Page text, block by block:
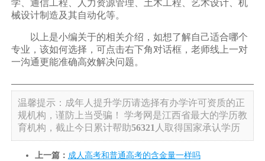
学、通信工程、人力资源管理、土木工程、艺术设计、机
械设计制造及其自动化等。
以上是小编关于的相关介绍，如想了解自己适合哪个
专业，该如何选择，可点击右下角对话框，老师线上一对
一沟通更能准确高效解决问题。
温馨提示：成年人提升学历请选择有办学许可资质的正
规机构，谨防上当受骗！
学考网是江西省最大的学历教
育机构，截止今日累计帮助56321 人取得国家承认学历
上一篇： 成人高考和普通高考的含金量一样吗